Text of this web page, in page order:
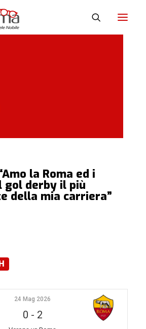
la Roma ed i
gol derby il più
della mia carriera”
24 Mag 2026
0 - 2